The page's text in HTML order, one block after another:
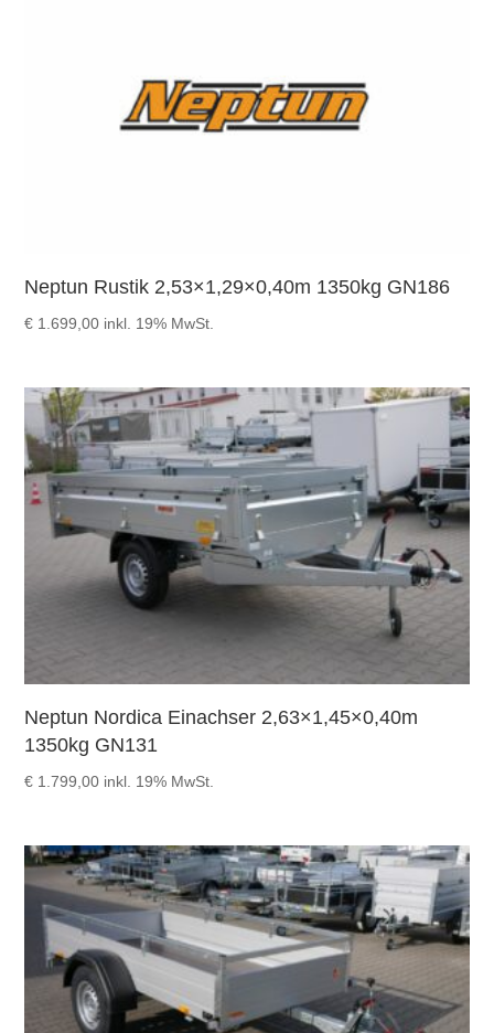
Neptun Rustik 2,53×1,29×0,40m 1350kg GN186
€ 1.699,00 inkl. 19% MwSt.
Neptun Nordica Einachser 2,63×1,45×0,40m
1350kg GN131
€ 1.799,00 inkl. 19% MwSt.